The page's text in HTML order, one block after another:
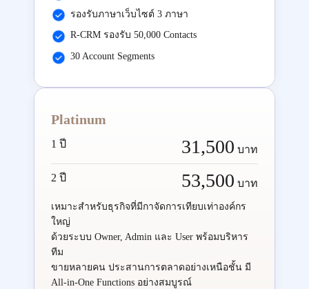
รองรับภาษาเว็บไซต์ 3 ภาษา
R-CRM รองรับ 50,000 Contacts
30 Account Segments
Platinum
1 ปี 31,500 บาท
2 ปี 53,500 บาท
เหมาะสำหรับธุรกิจที่มีกาจัดการเทียบเท่าองค์กร
ใหญ่
ด้วยระบบ Owner, Admin และ User พร้อมบริหาร
ทีม
ขายหลายคน ประสานการตลาดอย่างเหนือชั้น มี
All-in-One Functions อย่างสมบูรณ์